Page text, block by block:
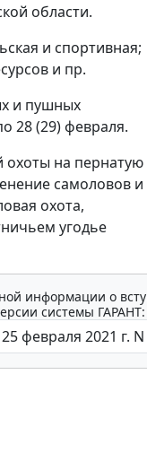
области.
и спортивная;
и пр.
и пушных
28 (29) февраля.
охоты на пернатую
самоловов и
охота,
угодье
информации о
системы ГАРАНТ: